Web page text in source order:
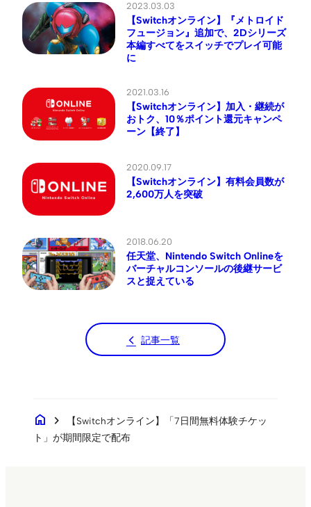
2023.03.03
【Switchオンライン】『メトロイド
フュージョン』追加で、2Dシリーズ
本編すべてをスイッチでプレイ可能
に
2021.03.16
【Switchオンライン】加入・継続が
おトク、10％ポイント還元キャンペ
ーン【終了】
2020.09.17
【Switchオンライン】有料会員数が
2,600万人を突破
2018.06.20
任天堂、Nintendo Switch Onlineを
バーチャルコンソールの後継サービ
スと捉えている
記事一覧
home chevron_right
【Switchオンライン】「7日間無料体験チケッ
ト」が期間限定で配布